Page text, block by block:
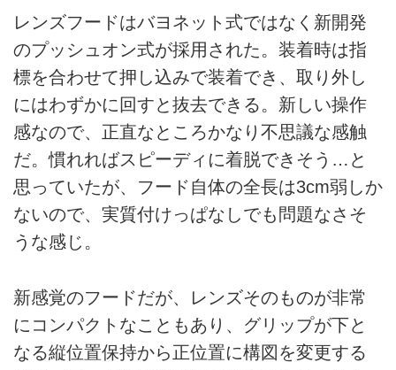
レンズフードはバヨネット式ではなく新開発
のプッシュオン式が採用された。装着時は指
標を合わせて押し込みで装着でき、取り外し
にはわずかに回すと抜去できる。新しい操作
感なので、正直なところかなり不思議な感触
だ。慣れればスピーディに着脱できそう…と
思っていたが、フード自体の全長は3cm弱しか
ないので、実質付けっぱなしでも問題なさそ
うな感じ。
新感覚のフードだが、レンズそのものが非常
にコンパクトなこともあり、グリップが下と
なる縦位置保持から正位置に構図を変更する